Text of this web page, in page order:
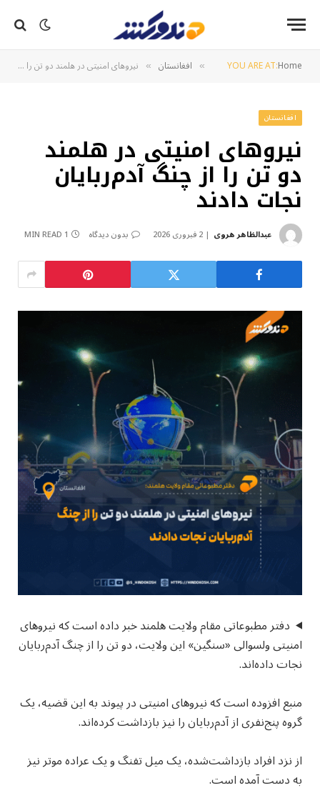
YOU ARE AT:Home
» افغانستان » نیروهای امنیتی در هلمند دو تن را از چنگ آدم‌ربایان نجات دادند
افغانستان
نیروهای امنیتی در هلمند
دو تن را از چنگ آدم‌ربایان
نجات دادند
عبدالظاهر هروی 2 فبروری 2026 بدون دیدگاه 1 MIN READ
دفتر مطبوعاتی مقام ولایت هلمند خبر داده است که نیروهای
امنیتی ولسوالی «سنگین» این ولایت، دو تن را از چنگ آدم‌ربایان
نجات داده‌اند.
منبع افزوده است که نیروهای امنیتی در پیوند به این قضیه، یک
گروه پنج‌نفری از آدم‌ربایان را نیز بازداشت کرده‌اند.
از نزد افراد بازداشت‌شده، یک میل تفنگ و یک عراده موتر نیز
به دست آمده است.